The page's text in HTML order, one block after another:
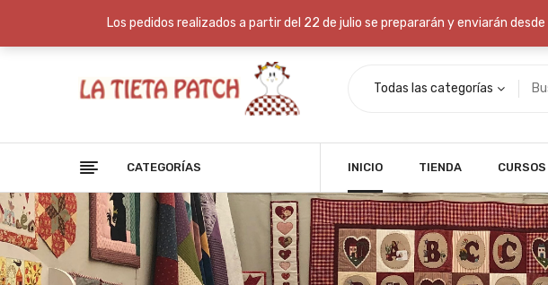
Envío gratis: Ahórrate los gastos de envío en compras superiores a 70€
Todas las categorías
CATEGORÍAS INICIO TIENDA CURSOS
Los pedidos realizados a partir del 22 de julio se prepararán y enviarán